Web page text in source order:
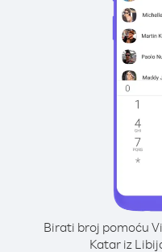
Birati broj pomoću
Katar iz